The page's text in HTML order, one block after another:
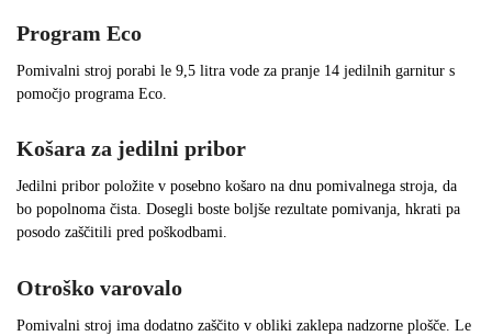
Program Eco
Pomivalni stroj porabi le 9,5 litra vode za pranje 14 jedilnih garnitur s
pomočjo programa Eco.
Košara za jedilni pribor
Jedilni pribor položite v posebno košaro na dnu pomivalnega stroja, da
bo popolnoma čista. Dosegli boste boljše rezultate pomivanja, hkrati pa
posodo zaščitili pred poškodbami.
Otroško varovalo
Pomivalni stroj ima dodatno zaščito v obliki zaklepa nadzorne plošče. Le